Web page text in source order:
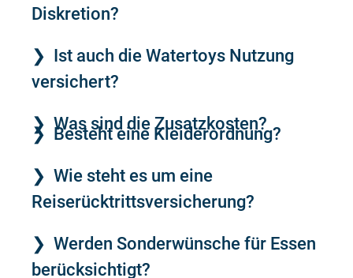
Diskretion?
Ist auch die Watertoys Nutzung
versichert?
Was sind die Zusatzkosten?
Besteht eine Kleiderordnung?
Wie steht es um eine
Reiserücktrittsversicherung?
Werden Sonderwünsche für Essen
berücksichtigt?